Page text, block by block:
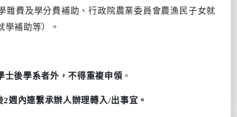
雜費及學分費補助、行政院農業委員會農漁民子女就
補助等）。
士後學系者外，不得重複申領 。
2週內連繫承辦人辦理轉入/出事宜。